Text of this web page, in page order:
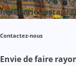
hôtellerie-
Contactez-nous
Envie de faire